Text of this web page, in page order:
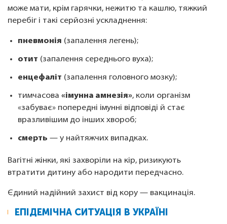
може мати, крім гарячки, нежитю та кашлю, тяжкий
перебіг і такі серйозні ускладнення:
пневмонія (запалення легень);
отит (запалення середнього вуха);
енцефаліт (запалення головного мозку);
тимчасова «імунна амнезія», коли організм
«забуває» попередні імунні відповіді й стає
вразливішим до інших хвороб;
смерть — у найтяжчих випадках.
Вагітні жінки, які захворіли на кір, ризикують
втратити дитину або народити передчасно.
Єдиний надійний захист від кору — вакцинація.
ЕПІДЕМІЧНА СИТУАЦІЯ В УКРАЇНІ